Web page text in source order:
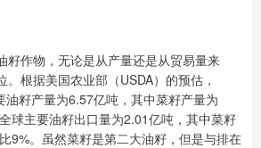
作物，无论是从产量还是从贸易量来
根据美国农业部（USDA）的预估，
籽产量为6.57亿吨，其中菜籽产量为
球主要油籽出口量为2.01亿吨，其中菜籽
9%。虽然菜籽是第二大油籽，但是与排在